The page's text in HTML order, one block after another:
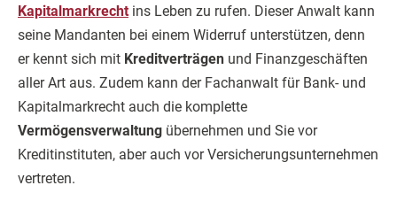
Kapitalmarkrecht ins Leben zu rufen. Dieser Anwalt kann
seine Mandanten bei einem Widerruf unterstützen, denn
er kennt sich mit Kreditverträgen und Finanzgeschäften
aller Art aus. Zudem kann der Fachanwalt für Bank- und
Kapitalmarkrecht auch die komplette
Vermögensverwaltung übernehmen und Sie vor
Kreditinstituten, aber auch vor Versicherungsunternehmen
vertreten.